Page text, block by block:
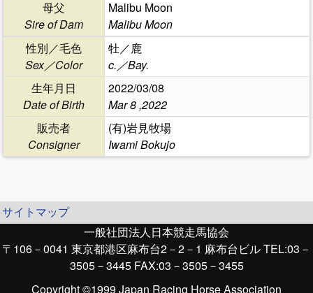
母父
Sire of Dam
Malibu Moon
Malibu Moon
性別／毛色
Sex／Color
牡／鹿
c.／Bay.
生年月日
Date of Birth
2022/03/08
Mar 8 ,2022
販売者
Consigner
(有)岩見牧場
Iwami Bokujo
サイトマップ
一般社団法人日本競走馬協会
〒106－0041 東京都港区麻布台2－2－1 麻布台ビル TEL:03－
3505－3445 FAX:03－3505－3455
Copyright ©1999 Japan Racing Horse Association